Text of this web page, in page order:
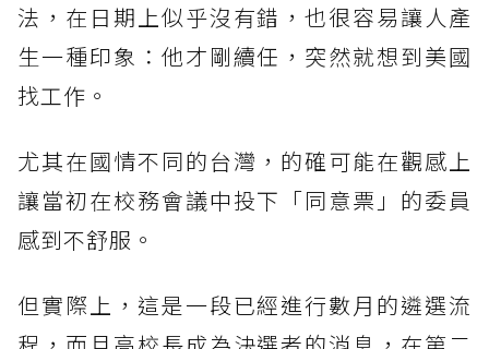
法，在日期上似乎沒有錯，也很容易讓人產
生一種印象：他才剛續任，突然就想到美國
找工作。
尤其在國情不同的台灣，的確可能在觀感上
讓當初在校務會議中投下「同意票」的委員
感到不舒服。
但實際上，這是一段已經進行數月的遴選流